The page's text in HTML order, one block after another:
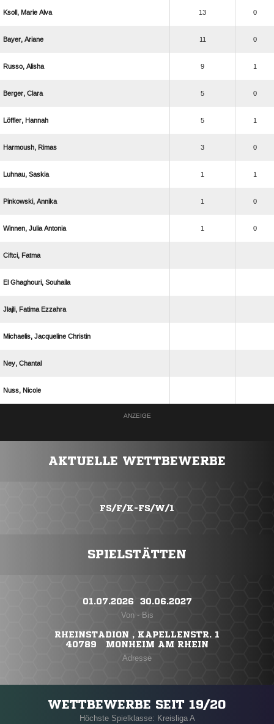
   13 0
  11 0
  9 1
  5 0
  5 1
  3 0
  1 1
  1 0
   1 0
 
  
  
  
 
 
ANZEIGE
AKTUELLE WETTBEWERBE
FS/F/K-FS/W/1
SPIELSTÄTTEN
01.07.2026 ​ 30.06.2027
Von - Bis
RHEINSTADION , KAPELLENSTR. 1
40789 MONHEIM AM RHEIN
Adresse
WETTBEWERBE SEIT 19/20
Höchste Spielklasse: Kreisliga A